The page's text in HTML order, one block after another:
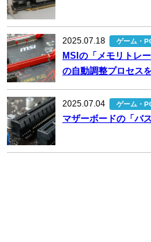
2025.07.18 ゲーム・
MSIの「メモリトレ
の自動調整プロセス
2025.07.04 ゲーム・
マザーボードの「バ